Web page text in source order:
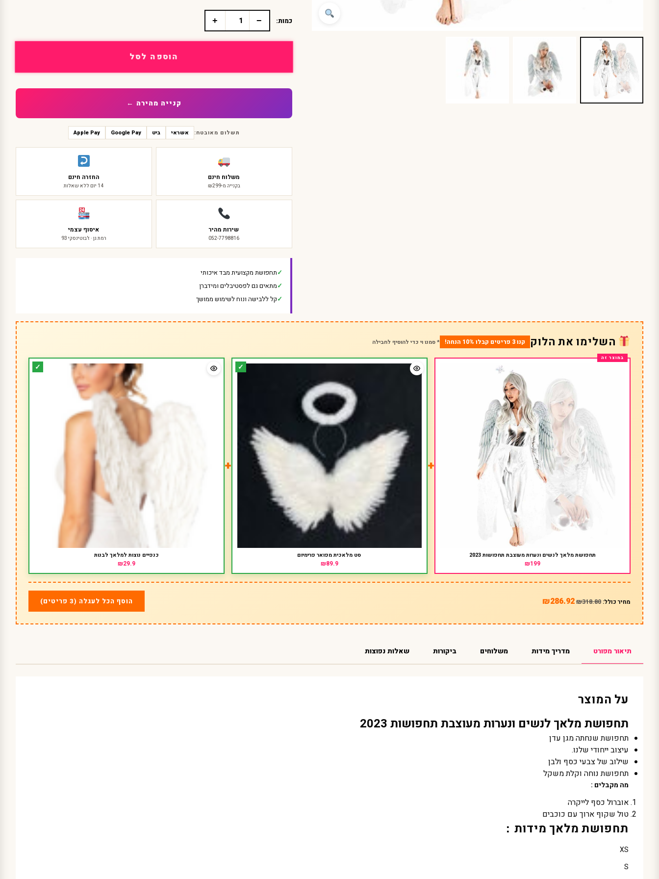
כמות
תחפושת
ונערות
תחפושות
כמות: −
+
הוספה לסל
קנייה מהירה ←
תשלום מאובטח: אשראי ביט Google Pay
Apple Pay
משלוח חינם
בקנייה מ-₪299
החזרה חינם
14 יום ללא שאלות
שירות מהיר
052-7798816
איסוף עצמי
רמת גן · ז'בוטינסקי 93
תחפושת מקצועית מבד איכותי
מתאים גם לפסטיבלים ומידברן
קל ללבישה ונוח לשימוש ממושך
השלימו את הלוק קנו 3 פריטים קבלו 10% הנחה! * סמנו וי כדי להוסיף לחבילה
תחפושת מלאך לנשים ונערות מעוצבת תחפושות 2023
₪199
+
סט מלאכית מפואר פרימיום
₪89.9
+
כנפיים נוצות למלאך לבנות
₪29.9
מחיר כולל: ₪318.80
₪286.92 הוסף הכל לעגלה (3 פריטים)
תיאור מפורט מדריך מידות משלוחים ביקורות שאלות נפוצות
על המוצר
תחפושת מלאך לנשים ונערות מעוצבת תחפושות 2023
תחפושת שנחתה מגן עדן
עיצוב ייחודי שלנו.
שילוב של צבעי כסף ולבן
תחפושת נוחה וקלת משקל
מה מקבלים :
אוברול כסף לייקרה
טול שקוף ארוך עם כוכבים
תחפושת מלאך מידות :
XS
S